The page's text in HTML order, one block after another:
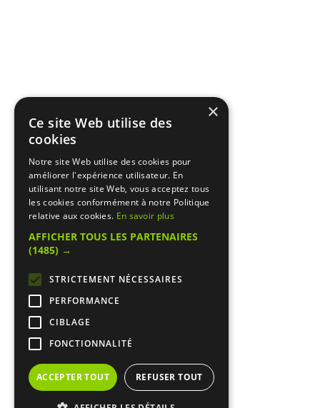
×
Ce site Web utilise des
cookies
Notre site Web utilise des cookies pour
améliorer l'expérience utilisateur. En
utilisant notre site Web, vous acceptez tous
les cookies conformément à notre Politique
relative aux cookies. En savoir plus
AFFICHER TOUS LES PARTENAIRES
(1485) →
STRICTEMENT NÉCESSAIRES
PERFORMANCE
CIBLAGE
FONCTIONNALITÉ
ACCEPTER TOUT REFUSER TOUT